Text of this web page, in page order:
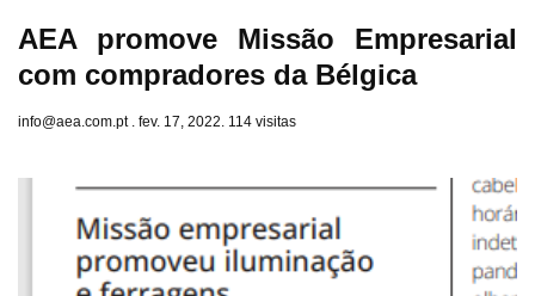
AEA promove Missão Empresarial
com compradores da Bélgica
info@aea.com.pt . fev. 17, 2022. 114 visitas